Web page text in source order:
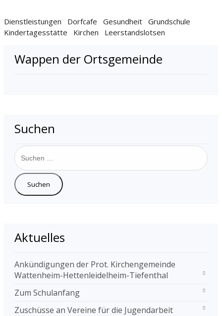
Dienstleistungen Dorfcafe Gesundheit Grundschule
Kindertagesstätte
Kirchen Leerstandslotsen
Wappen der Ortsgemeinde
Suchen
Suchen
nach:
Aktuelles
Ankündigungen der Prot. Kirchengemeinde
Wattenheim-Hettenleidelheim-Tiefenthal
Zum Schulanfang
Zuschüsse an Vereine für die Jugendarbeit